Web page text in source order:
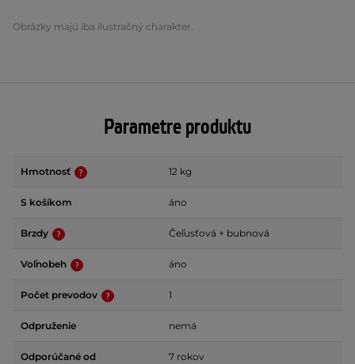
Obrázky majú iba ilustračný charakter.
Parametre produktu
Hmotnosť 12 kg
S košíkom áno
Brzdy Čeľusťová + bubnová
Voľnobeh áno
Počet prevodov 1
Odpruženie nemá
Odporúčané od 7 rokov